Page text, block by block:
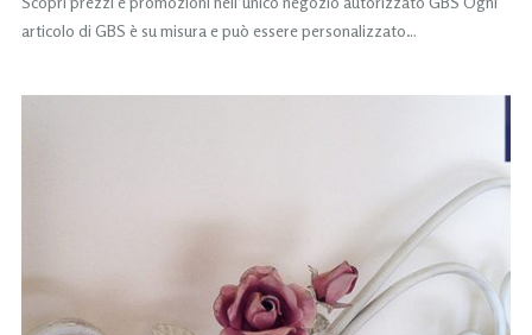
articolo di GBS è su misura e può essere personalizzato…